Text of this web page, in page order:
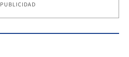
PUBLICIDAD